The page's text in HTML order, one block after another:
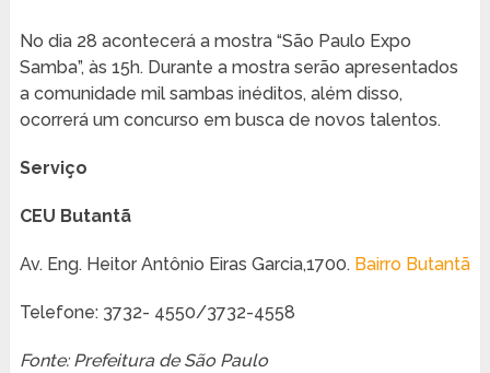
No dia 28 acontecerá a mostra “São Paulo Expo
Samba”, às 15h. Durante a mostra serão apresentados
a comunidade mil sambas inéditos, além disso,
ocorrerá um concurso em busca de novos talentos.
Serviço
CEU Butantã
Av. Eng. Heitor Antônio Eiras Garcia,1700. Bairro Butantã
Telefone: 3732- 4550/3732-4558
Fonte: Prefeitura de São Paulo